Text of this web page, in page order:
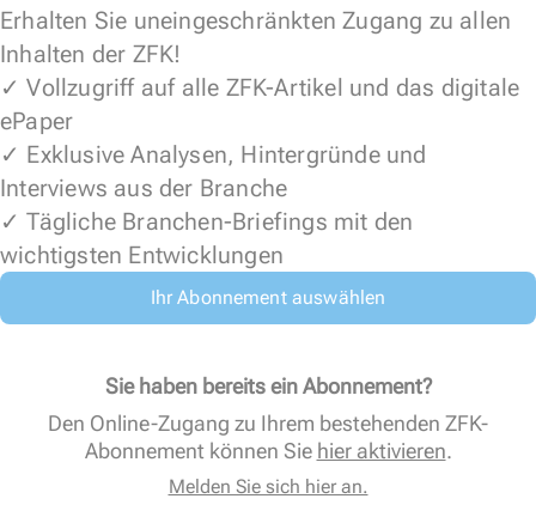
Erhalten Sie uneingeschränkten Zugang zu allen
Inhalten der ZFK!
✓ Vollzugriff auf alle ZFK-Artikel und das digitale
ePaper
✓ Exklusive Analysen, Hintergründe und
Interviews aus der Branche
✓ Tägliche Branchen-Briefings mit den
wichtigsten Entwicklungen
Ihr Abonnement auswählen
Sie haben bereits ein Abonnement?
Den Online-Zugang zu Ihrem bestehenden ZFK-
Abonnement können Sie hier aktivieren.
Melden Sie sich hier an.